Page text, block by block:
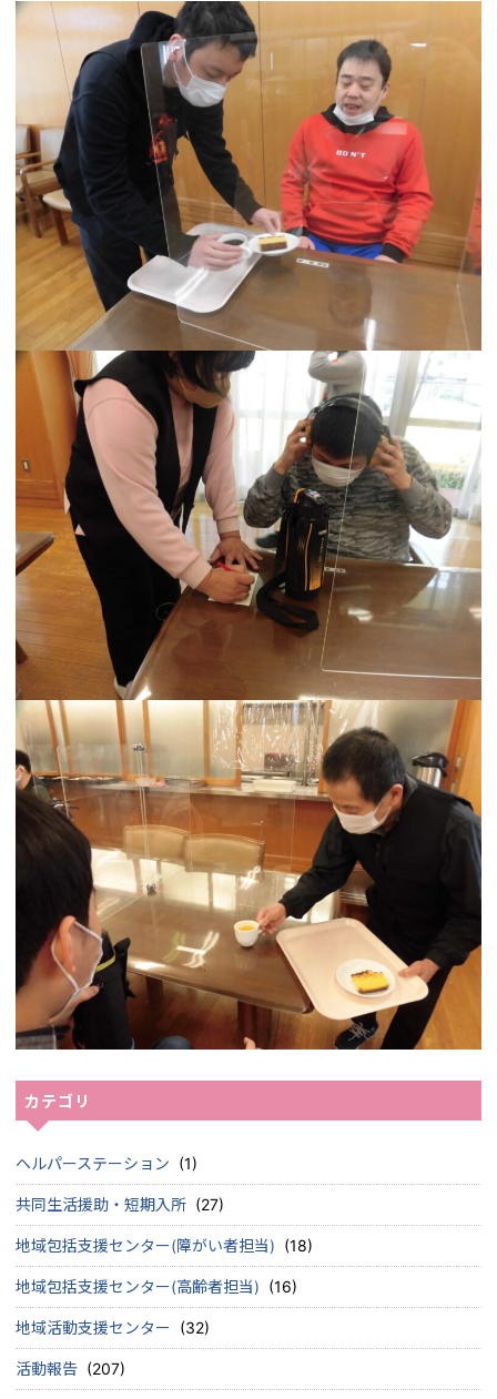
カテゴリ
ヘルパーステーション (1)
共同生活援助・短期入所 (27)
地域包括支援センター(障がい者担当) (18)
地域包括支援センター(高齢者担当) (16)
地域活動支援センター (32)
活動報告 (207)